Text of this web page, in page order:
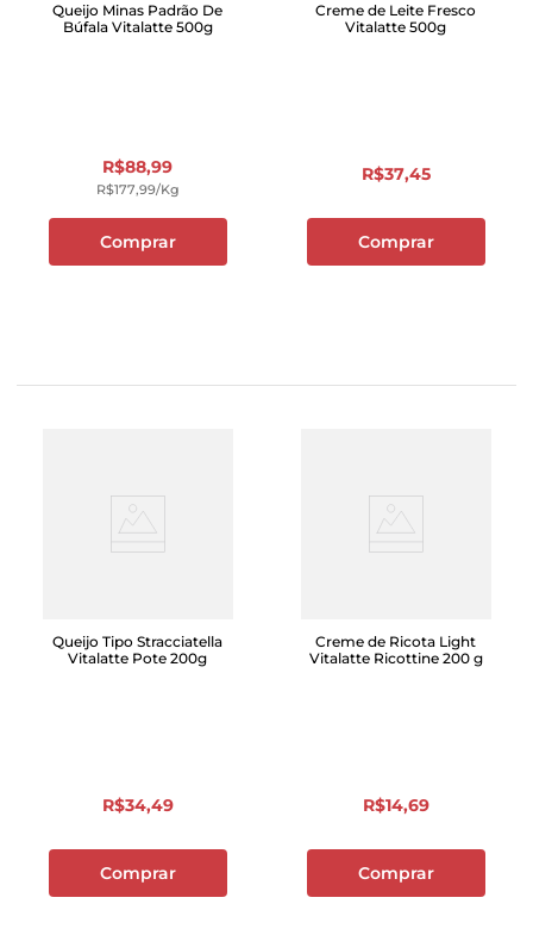
Queijo Minas Padrão De
Búfala Vitalatte 500g
R$88,99
R$177,99/kg
Comprar
Creme de Leite Fresco
Vitalatte 500g
R$37,45
Comprar
Queijo Tipo Stracciatella
Vitalatte Pote 200g
R$34,49
Comprar
Creme de Ricota Light
Vitalatte Ricottine 200 g
R$14,69
Comprar